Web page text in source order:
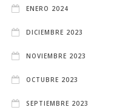
ENERO 2024
DICIEMBRE 2023
NOVIEMBRE 2023
OCTUBRE 2023
SEPTIEMBRE 2023